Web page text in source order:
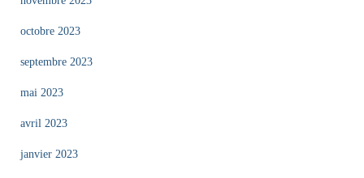
octobre 2023
septembre 2023
mai 2023
avril 2023
janvier 2023